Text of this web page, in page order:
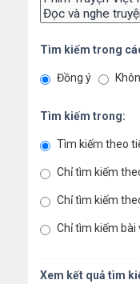
Tìm kiếm trong
Đồng ý
Tìm kiếm trong:
Tìm kiếm theo
Chỉ tìm kiếm
Chỉ tìm kiếm
Chỉ tìm kiếm bài
Xem kết quả tìm